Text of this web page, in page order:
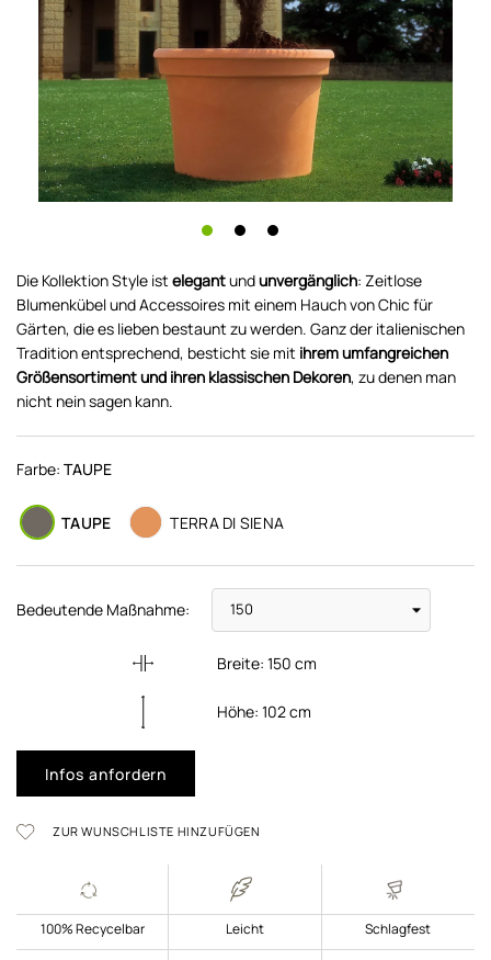
Die Kollektion Style ist elegantundunvergänglich: Zeitlose
Blumenkübel und Accessoires mit einem Hauch von Chic für
Gärten, die es lieben bestaunt zu werden. Ganz der italienischen
Tradition entsprechend, besticht sie mit ihrem umfangreichen
Größensortiment und ihren klassischen Dekoren, zu denen man
nicht nein sagen kann.
Farbe: TAUPE
TAUPE TERRA DI SIENA
Bedeutende Maßnahme:
Breite:150 cm
Höhe:102cm
Infos anfordern
ZUR WUNSCHLISTE HINZUFÜGEN
100% Recycelbar Leicht Schlagfest